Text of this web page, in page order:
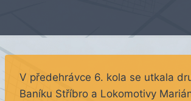
V předehrávce 6. kola se utkala
Baníku Stříbro a Lokomotivy